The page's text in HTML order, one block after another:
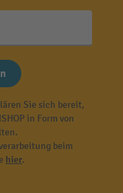
Sie sich bereit,
in Form von
beim
hier.